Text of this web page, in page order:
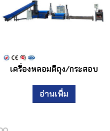
เครื่องหลอมตีถุง/กระสอบ
อ่านเพิ่ม